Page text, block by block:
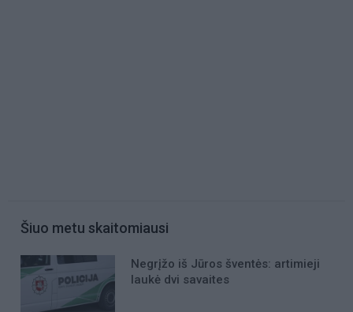
Šiuo metu skaitomiausi
Negrįžo iš Jūros šventės: artimieji
laukė dvi savaites